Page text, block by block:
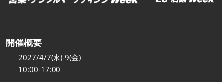
開催概要
2027/4/7(水)-9(金)
10:00-17:00